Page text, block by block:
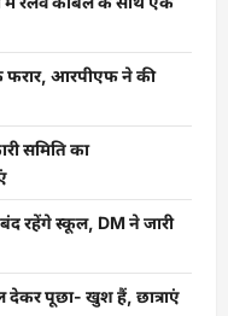
फरार, आरपीएफ ने की
समिति का
रहेंगे स्कूल, DM ने जारी
देकर पूछा- खुश हैं, छात्राएं